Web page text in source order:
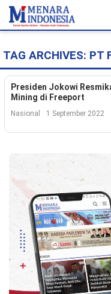
Home
Nasional
Politik
Daerah
Hukum & HAM
Ekonomi
Pendidikan
Kesehatan
TAG ARCHIVES: PT
Presiden Jokowi
Mining di Freeport
Nasional 1 September 2022